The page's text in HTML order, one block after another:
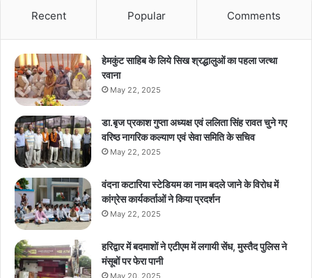
Recent Popular Comments
हेमकुंट साहिब के लिये सिख श्रद्धालुओं का पहला जत्था
रवाना
May 22, 2025
डा.बृज प्रकाश गुप्ता अध्यक्ष एवं ललिता सिंह रावत चुने गए
वरिष्ठ नागरिक कल्याण एवं सेवा समिति के सचिव
May 22, 2025
वंदना कटारिया स्टेडियम का नाम बदले जाने के विरोध में
कांग्रेस कार्यकर्ताओं ने किया प्रदर्शन
May 22, 2025
हरिद्वार में बदमाशों ने एटीएम में लगायी सेंध, मुस्तैद पुलिस ने
मंसूबों पर फेरा पानी
May 20, 2025